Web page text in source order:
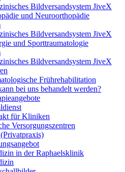
Bildversandsystem JiveX
und Neuroorthopädie
Bildversandsystem JiveX
und Sporttraumatologie
Bildversandsystem JiveX
Frührehabilitation
bei uns behandelt werden?
für Kliniken
Versorgungszentren
in der Raphaelsklinik